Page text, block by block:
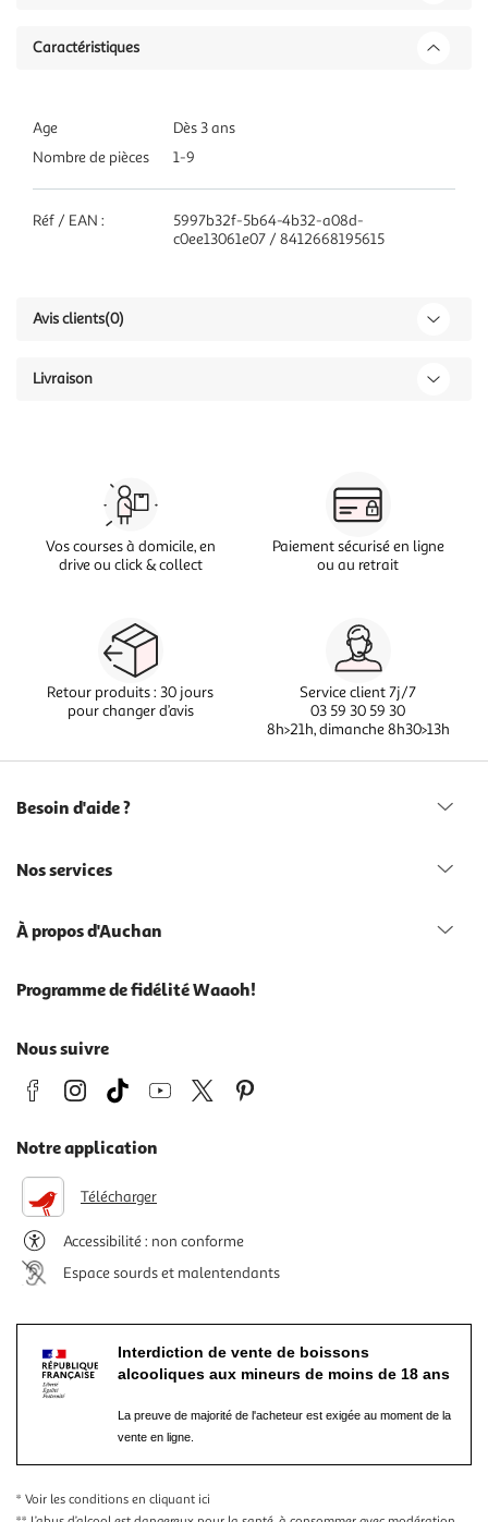
Caractéristiques
Age
Dès 3 ans
Nombre de pièces
1-9
Réf / EAN :
5997b32f-5b64-4b32-a08d-
c0ee13061e07 / 8412668195615
Avis clients(0)
Livraison
Vos courses à domicile, en
drive ou click & collect
Paiement sécurisé en ligne
ou au retrait
Retour produits : 30 jours
pour changer d’avis
Service client 7j/7
03 59 30 59 30
8h>21h, dimanche 8h30>13h
Besoin d'aide ?
Nos services
À propos d'Auchan
Programme de fidélité Waaoh!
Nous suivre
Notre application
Télécharger
Accessibilité : non conforme
Espace sourds et malentendants
Interdiction de vente de boissons
alcooliques aux mineurs de moins de 18 ans
La preuve de majorité de l'acheteur est exigée au moment de la
vente en ligne.
* Voir les conditions en cliquant ici